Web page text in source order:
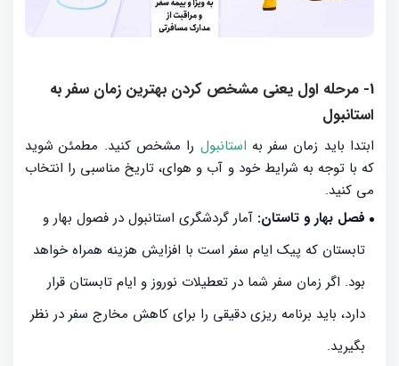
1- مرحله اول یعنی مشخص کردن بهترین زمان سفر به
استانبول
ابتدا باید زمان سفر به استانبول را مشخص کنید. مطمئن شوید
که با توجه به شرایط خود و آب و هوای، تاریخ مناسبی را انتخاب
می کنید.
فصل بهار و تاستان: آمار گردشگری استانبول در فصول بهار و
تابستان که پیک ایام سفر است با افزایش هزینه همراه خواهد
بود. اگر زمان سفر شما در تعطیلات نوروز و ایام تابستان قرار
دارد، باید برنامه ریزی دقیقی را برای کاهش مخارج سفر در نظر
بگیرید.